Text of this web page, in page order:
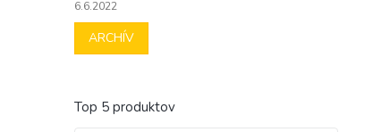
6.6.2022
ARCHÍV
Top 5 produktov